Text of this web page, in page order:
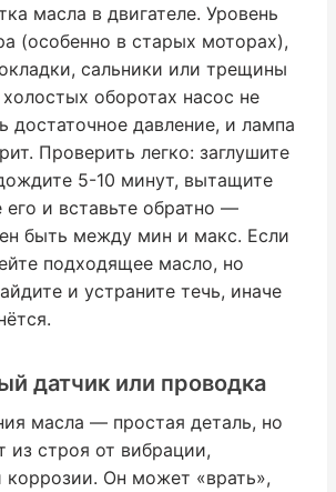
масла в двигателе. Уровень
(особенно в старых моторах),
сальники или трещины
оборотах насос не
достаточное давление, и лампа
Проверить легко: заглушите
5-10 минут, вытащите
его и вставьте обратно —
быть между мин и макс. Если
подходящее масло, но
и устраните течь, иначе
датчик или проводка
масла — простая деталь, но
из строя от вибрации,
коррозии. Он может «врать»,